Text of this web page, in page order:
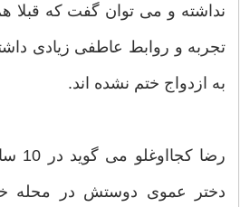
نداشته و می توان گفت که قبلا
تجربه و روابط عاطفی زیادی
به ازدواج ختم نشده اند.
رضا
دختر عموی دوستش در